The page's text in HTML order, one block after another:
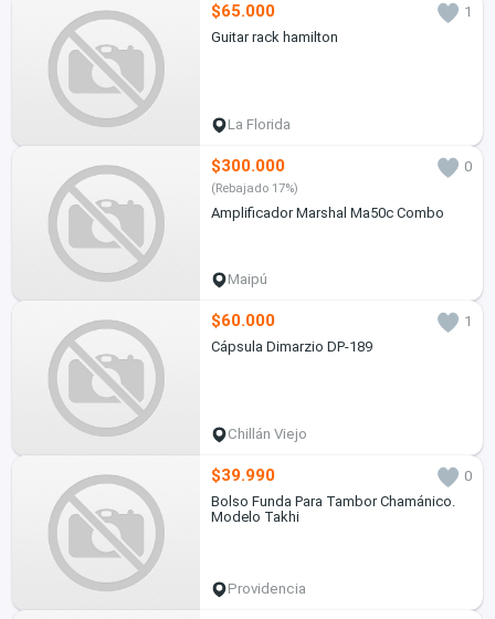
$65.000
1
Guitar rack hamilton
La Florida
$300.000 0
(Rebajado 17%)
Amplificador Marshal Ma50c Combo
Maipú
$60.000
1
Cápsula Dimarzio DP-189
Chillán Viejo
$39.990
0
Bolso Funda Para Tambor Chamánico.
Modelo Takhi
Providencia